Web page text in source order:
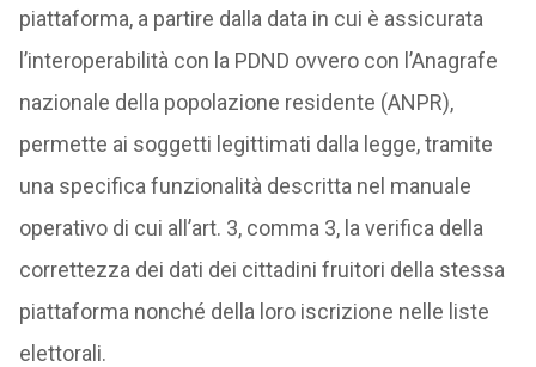
piattaforma, a partire dalla data in cui è assicurata
l’interoperabilità con la PDND ovvero con l’Anagrafe
nazionale della popolazione residente (ANPR),
permette ai soggetti legittimati dalla legge, tramite
una specifica funzionalità descritta nel manuale
operativo di cui all’art. 3, comma 3, la verifica della
correttezza dei dati dei cittadini fruitori della stessa
piattaforma nonché della loro iscrizione nelle liste
elettorali.